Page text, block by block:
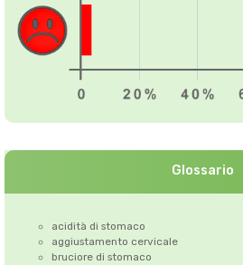
Glossario
acidità di stomaco
aggiustamento cervicale
bruciore di stomaco